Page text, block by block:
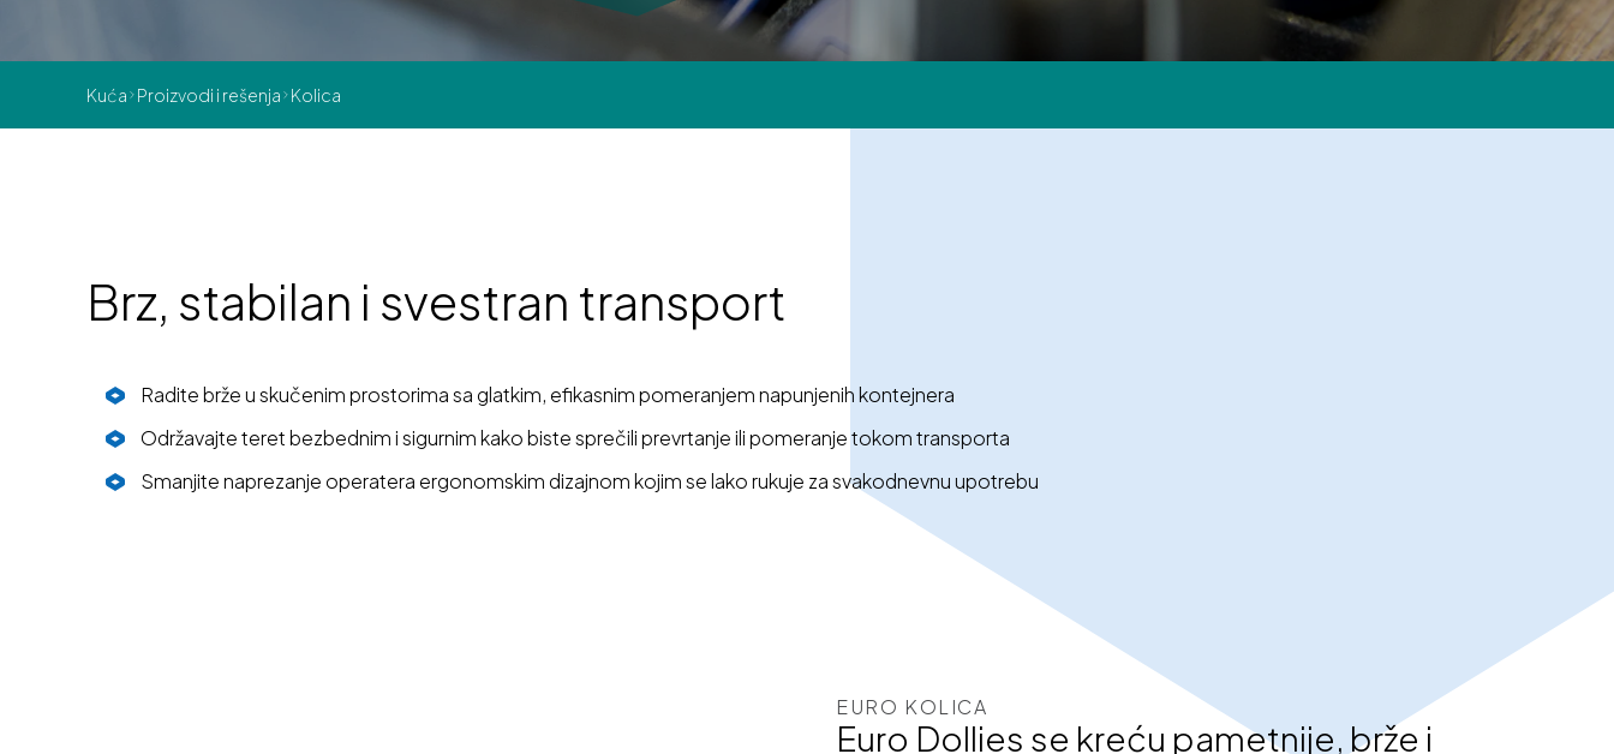
Kuća Proizvodi i rešenja Kolica
Brz, stabilan i svestran transport
Radite brže u skučenim prostorima sa glatkim, efikasnim pomeranjem napunjenih kontejnera
Održavajte teret bezbednim i sigurnim kako biste sprečili prevrtanje ili pomeranje tokom transporta
Smanjite naprezanje operatera ergonomskim dizajnom kojim se lako rukuje za svakodnevnu upotrebu
EURO KOLICA
Euro Dollies se kreću pametnije, brže i